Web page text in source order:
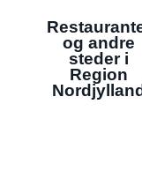
og andre
steder i
Region